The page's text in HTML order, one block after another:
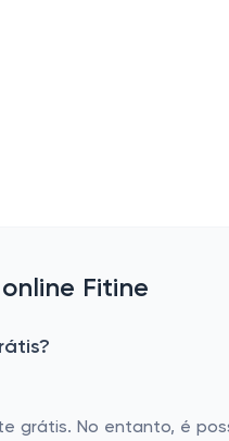
Fitine
grátis. No entanto, é